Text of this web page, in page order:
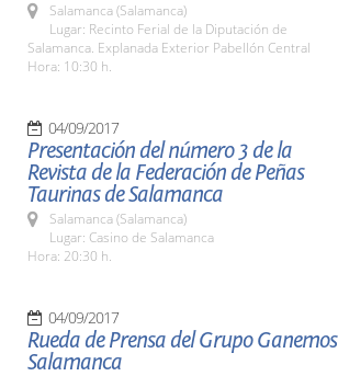
Salamanca (Salamanca)
Lugar: Recinto Ferial de la Diputación de
Salamanca. Explanada Exterior Pabellón Central
Hora: 10:30 h.
04/09/2017
Presentación del número 3 de la
Revista de la Federación de Peñas
Taurinas de Salamanca
Salamanca (Salamanca)
Lugar: Casino de Salamanca
Hora: 20:30 h.
04/09/2017
Rueda de Prensa del Grupo Ganemos
Salamanca